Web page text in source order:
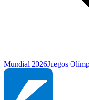
Mundial 2026Juegos